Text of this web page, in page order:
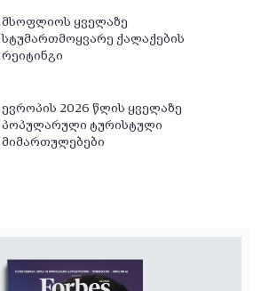
მსოფლიოს ყველაზე
სტუმართმოყვარე ქალაქების
რეიტინგი
ევროპის 2026 წლის ყველაზე
პოპულარული ტურისტული
მიმართულებები